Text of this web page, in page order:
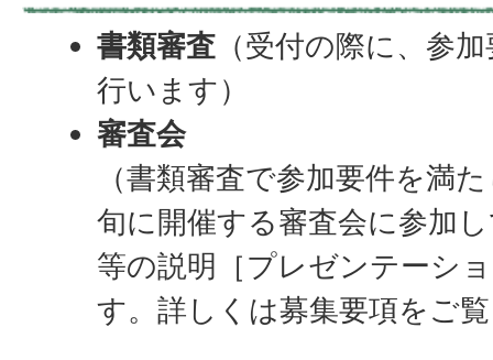
書類審査 （受付の際に、参
行います）
審査会
（書類審査で参加要件を満
旬に開催する審査会に参加
等の説明［プレゼンテーシ
す。詳しくは募集要項をご